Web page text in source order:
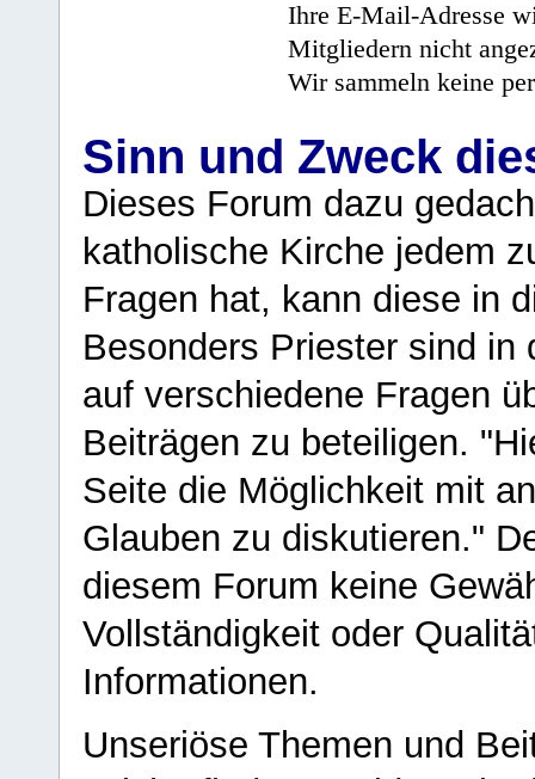
Ihre E-Mail-Adresse
Mitgliedern nicht
Wir sammeln keine
Sinn und Zweck
Dieses Forum dazu
katholische Kirche jedem
Fragen hat, kann diese in
Besonders Priester sind in
auf verschiedene Fragen
Beiträgen zu beteiligen.
Seite die Möglichkeit mit
Glauben zu diskutieren."
diesem Forum keine
Vollständigkeit oder
Informationen.
Unseriöse Themen und